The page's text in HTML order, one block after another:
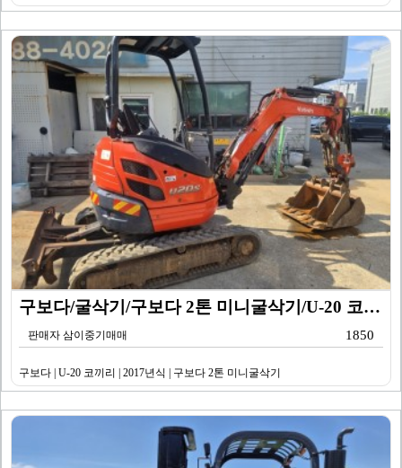
구보다/굴삭기/구보다 2톤 미니굴삭기/U-20 코끼리/…
판매자 삼이중기매매 1850
구보다 | U-20 코끼리 | 2017년식 | 구보다 2톤 미니굴삭기